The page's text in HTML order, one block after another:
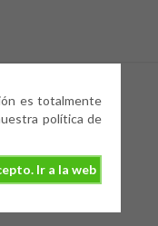
es totalmente
política de
Ir a la web